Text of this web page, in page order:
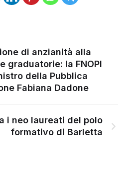
di anzianità alla
graduatorie: la FNOPI
della Pubblica
Fabiana Dadone
i neo laureati del polo
formativo di Barletta